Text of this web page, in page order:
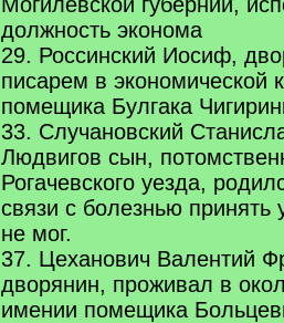
должность эконома
29. Россинский Иосиф,
писарем в экономической
помещика Булгака
33. Случановский
Людвигов сын,
Рогачевского уезда,
связи с болезнью принять
не мог.
37. Цеханович Валентий
дворянин, проживал в
имении помещика